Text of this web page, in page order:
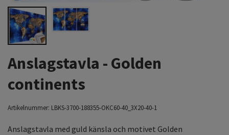
Anslagstavla - Golden
continents
Artikelnummer: LBKS-3700-188355-OKC60-40_3X20-40-1
Anslagstavla med guld känsla och motivet Golden